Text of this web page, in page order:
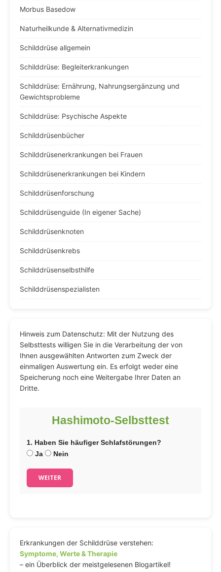
Morbus Basedow
Naturheilkunde & Alternativmedizin
Schilddrüse allgemein
Schilddrüse: Begleiterkrankungen
Schilddrüse: Ernährung, Nahrungsergänzung und
Gewichtsprobleme
Schilddrüse: Psychische Aspekte
Schilddrüsenbücher
Schilddrüsenerkrankungen bei Frauen
Schilddrüsenerkrankungen bei Kindern
Schilddrüsenforschung
Schilddrüsenguide (In eigener Sache)
Schilddrüsenknoten
Schilddrüsenkrebs
Schilddrüsenselbsthilfe
Schilddrüsenspezialisten
Hinweis zum Datenschutz: Mit der Nutzung des
Selbsttests willigen Sie in die Verarbeitung der von
Ihnen ausgewählten Antworten zum Zweck der
einmaligen Auswertung ein. Es erfolgt weder eine
Speicherung noch eine Weitergabe Ihrer Daten an
Dritte.
Hashimoto-Selbsttest
1. Haben Sie häufiger Schlafstörungen?
Ja
Nein
WEITER
Erkrankungen der Schilddrüse verstehen:
Symptome, Werte & Therapie
– ein Überblick der meistgelesenen Blogartikel!